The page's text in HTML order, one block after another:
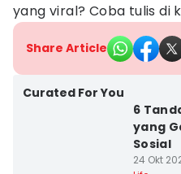
yang viral? Coba tulis di
Share Article
Curated For You
6
yang
Sosial
24 Okt